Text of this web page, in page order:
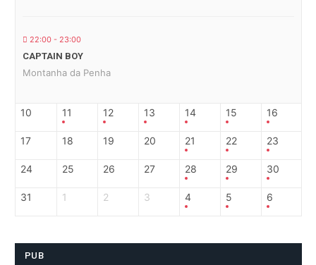
22:00 - 23:00
CAPTAIN BOY
Montanha da Penha
10 11 12 13 14 15 16
17 18 19 20 21 22 23
24 25 26 27 28 29 30
31 1 2 3 4 5 6
PUB